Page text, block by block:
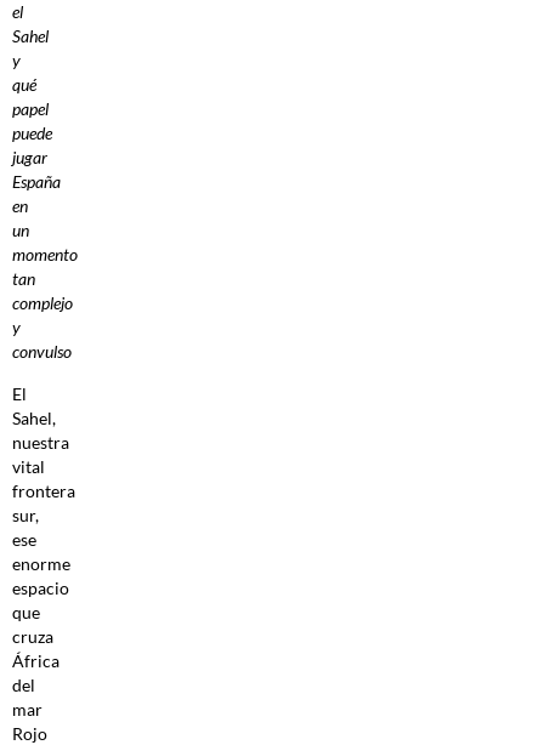
el
Sahel
y
qué
papel
puede
jugar
España
en
un
momento
tan
complejo
y
convulso
El
Sahel,
nuestra
vital
frontera
sur,
ese
enorme
espacio
que
cruza
África
del
mar
Rojo